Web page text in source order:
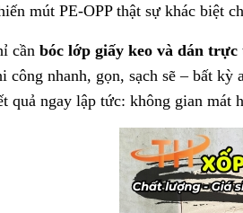
mút PE-OPP thật sự khác biệt
cần bóc lớp giấy keo và dán trực
công nhanh, gọn, sạch sẽ – bất kỳ
quả ngay lập tức: không gian mát